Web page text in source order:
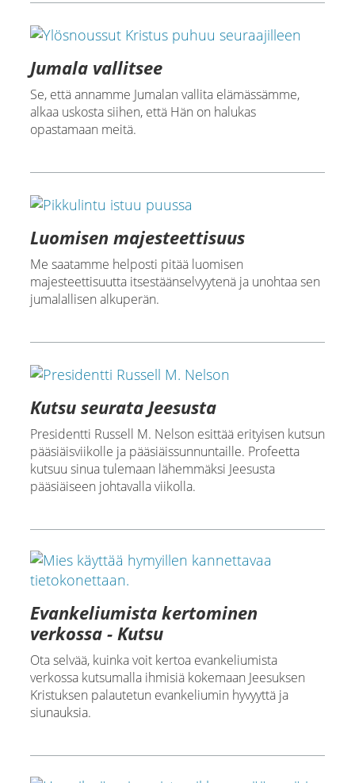
Jumala vallitsee
Se, että annamme Jumalan vallita elämässämme,
alkaa uskosta siihen, että Hän on halukas
opastamaan meitä.
Luomisen majesteettisuus
Me saatamme helposti pitää luomisen
majesteettisuutta itsestäänselvyytenä ja unohtaa sen
jumalallisen alkuperän.
Kutsu seurata Jeesusta
Presidentti Russell M. Nelson esittää erityisen kutsun
pääsiäisviikolle ja pääsiäissunnuntaille. Profeetta
kutsuu sinua tulemaan lähemmäksi Jeesusta
pääsiäiseen johtavalla viikolla.
Evankeliumista kertominen
verkossa - Kutsu
Ota selvää, kuinka voit kertoa evankeliumista
verkossa kutsumalla ihmisiä kokemaan Jeesuksen
Kristuksen palautetun evankeliumin hyvyyttä ja
siunauksia.